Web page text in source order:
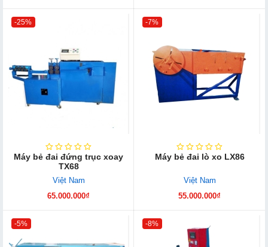
-25%
Máy bẻ đai đứng trục xoay
TX68
Việt Nam
65.000.000₫
-7%
Máy bẻ đai lò xo LX86
Việt Nam
55.000.000₫
-5% -8%